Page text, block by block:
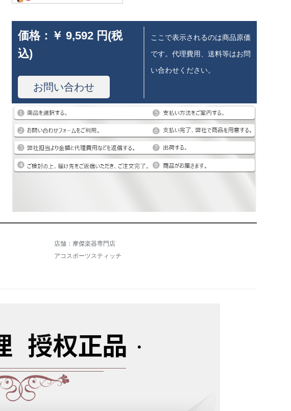
価格： ￥ 9,592 円(税
込)
お問い合わせ
ここで表示されるのは商品原価
です。代理費用、送料等はお問
い合わせください。
店舗：摩傑楽器専門店
アコスポーツスティッチ